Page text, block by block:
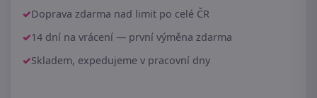
Doprava zdarma nad limit po celé ČR
14 dní na vrácení — první výměna zdarma
Skladem, expedujeme v pracovní dny